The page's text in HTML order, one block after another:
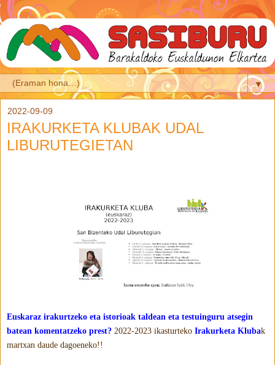
▼
2022-09-09
IRAKURKETA KLUBAK UDAL
LIBURUTEGIETAN
Euskaraz irakurtzeko eta istorioak taldean eta testuinguru atsegin
batean komentatzeko prest? 2022-2023 ikasturteko Irakurketa Klubak
martxan daude dagoeneko!!